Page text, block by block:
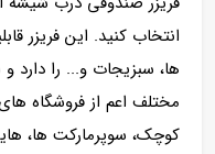
انتخاب کنید. این فریزر
ها، سبزیجات و... را دارد
مختلف اعم از فروشگاه
کوچک، سوپرمارکت ها،